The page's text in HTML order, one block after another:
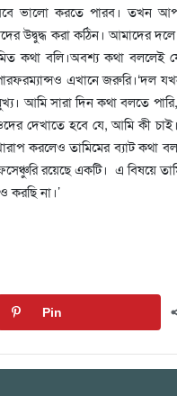
ভালো করতে পারব। তখন
উদ্বুদ্ধ করা কঠিন। আমাদের
কথা বলি।অবশ্য কথা বললেই
এখানে জরুরি।‘দল
আমি সারা দিন কথা বলতে
দেখাতে হবে যে, আমি কী
করলেও তামিমের ব্যাট কথা
রয়েছে একটি। এ বিষয়ে
করছি না।’
Pin